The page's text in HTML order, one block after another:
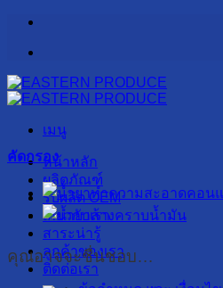
ข้าม
เนื้อหา
เมนู
หน้าหลัก
ผลิตภัณฑ์
รับผลิต OEM
เกี่ยวกับเรา
สาระน่ารู้
ลูกค้าของเรา
ติดต่อเรา
คัดกรอง
คุณอาจจะชื่นชอบ…